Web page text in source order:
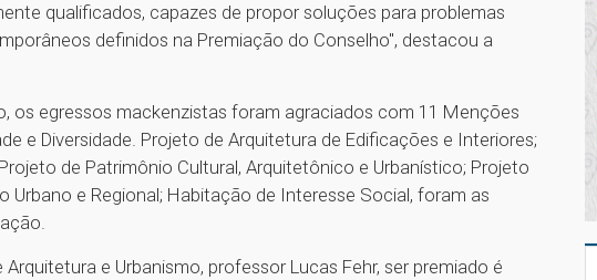
qualificados, capazes de propor soluções para problemas
definidos na Premiação do Conselho", destacou a
os egressos mackenzistas foram agraciados com 11 Menções
e Diversidade. Projeto de Arquitetura de Edificações e Interiores;
de Patrimônio Cultural, Arquitetônico e Urbanístico; Projeto
Urbano e Regional; Habitação de Interesse Social, foram as
e Urbanismo, professor Lucas Fehr, ser premiado é